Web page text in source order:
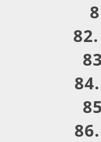
82.
84.
86.